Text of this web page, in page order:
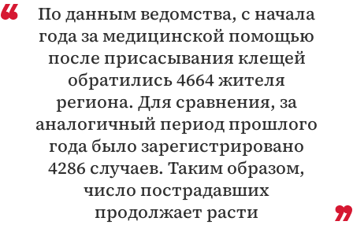
По данным ведомства, с начала
года за медицинской помощью
после присасывания клещей
обратились 4664 жителя
региона. Для сравнения, за
аналогичный период прошлого
года было зарегистрировано
4286 случаев. Таким образом,
число пострадавших
продолжает расти